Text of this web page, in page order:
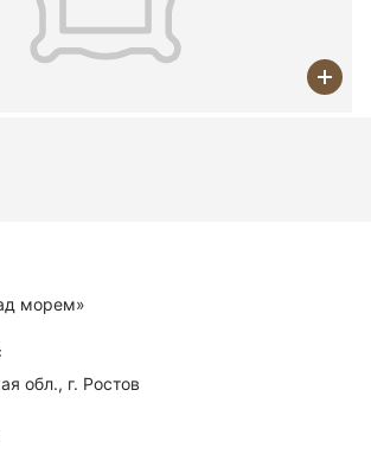
морем»
обл., г. Ростов